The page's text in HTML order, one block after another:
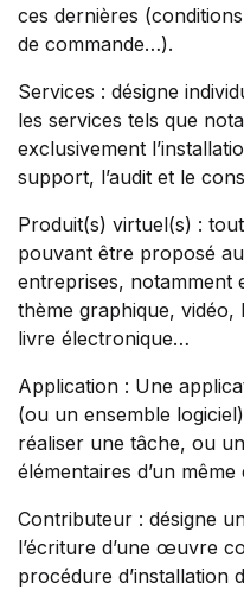
ces dernières
de commande…).
Services : désigne
les services tels que
exclusivement
support, l’audit et le
Produit(s) virtuel(s) :
pouvant être proposé
entreprises, notamment
thème graphique, vidéo,
livre électronique…
Application : Une
(ou un ensemble
réaliser une tâche, ou
élémentaires d’un
Contributeur : désigne
l’écriture d’une œuvre
procédure d’installation